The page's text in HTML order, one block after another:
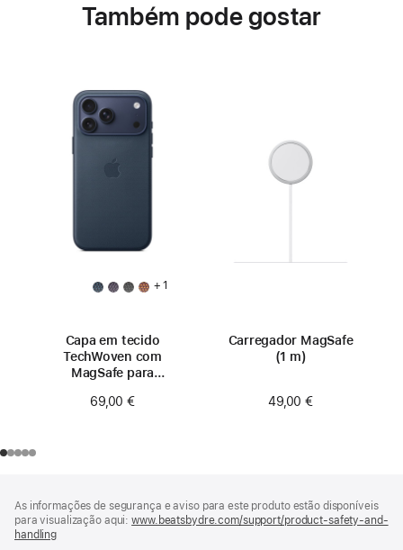
Também pode gostar
+ 1
Capa em tecido
TechWoven com
MagSafe para
Azul
69,00 €
Carregador MagSafe
(1 m)
49,00 €
de
rodapé
As informações de segurança e aviso para este produto estão disponíveis
para visualização aqui:www.beatsbydre.com/support/product-safety-and-
handling